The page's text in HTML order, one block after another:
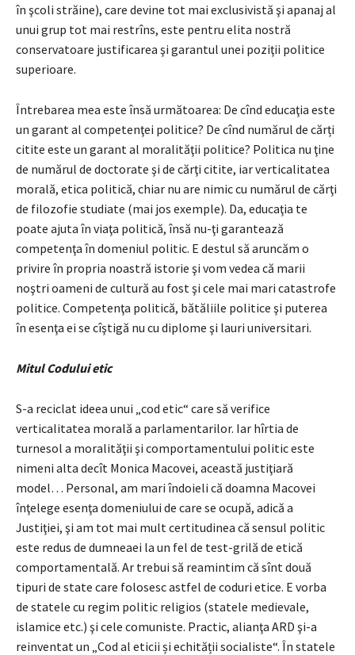
în şcoli străine), care devine tot mai exclusivistă şi apanaj al
unui grup tot mai restrîns, este pentru elita nostră
conservatoare justificarea şi garantul unei poziţii politice
superioare.
Întrebarea mea este însă următoarea: De cînd educaţia este
un garant al competenţei politice? De cînd numărul de cărți
citite este un garant al moralităţii politice? Politica nu ţine
de numărul de doctorate şi de cărţi citite, iar verticalitatea
morală, etica politică, chiar nu are nimic cu numărul de cărţi
de filozofie studiate (mai jos exemple). Da, educaţia te
poate ajuta în viaţa politică, însă nu-ţi garantează
competenţa în domeniul politic. E destul să aruncăm o
privire în propria noastră istorie şi vom vedea că marii
noştri oameni de cultură au fost şi cele mai mari catastrofe
politice. Competenţa politică, bătăliile politice şi puterea
în esenţa ei se cîştigă nu cu diplome şi lauri universitari.
Mitul Codului etic
S-a reciclat ideea unui „cod etic“ care să verifice
verticalitatea morală a parlamentarilor. Iar hîrtia de
turnesol a moralităţii şi comportamentului politic este
nimeni alta decît Monica Macovei, această justiţiară
model… Personal, am mari îndoieli că doamna Macovei
înţelege esenţa domeniului de care se ocupă, adică a
Justiţiei, şi am tot mai mult certitudinea că sensul politic
este redus de dumneaei la un fel de test-grilă de etică
comportamentală. Ar trebui să reamintim că sînt două
tipuri de state care folosesc astfel de coduri etice. E vorba
de statele cu regim politic religios (statele medievale,
islamice etc.) şi cele comuniste. Practic, alianţa ARD şi-a
reinventat un „Cod al eticii și echității socialiste“. În statele